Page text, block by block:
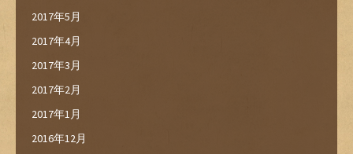
2017年5月
2017年4月
2017年3月
2017年2月
2017年1月
2016年12月